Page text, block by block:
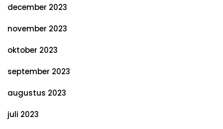
december 2023
november 2023
oktober 2023
september 2023
augustus 2023
juli 2023